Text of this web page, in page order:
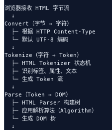
浏览器接收 HTML 字节流
  ↓
Convert（字节 → 字符）
  ├─ 根据 HTTP Content-Type
  └─ 默认 UTF-8 编码
  ↓
Tokenize（字符 → Token）
  ├─ HTML Tokenizer 状态机
  ├─ 识别标签、属性、文本
  └─ 生成 Token 流
  ↓
Parse（Token → DOM）
  ├─ HTML Parser 构建树
  ├─ 应用解析算法（Algorithm）
  └─ 生成 DOM 树
  ↓